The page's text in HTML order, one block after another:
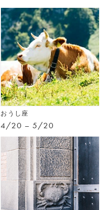
おうし座
4/20 – 5/20